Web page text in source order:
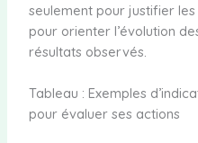
seulement pour justifier
pour orienter l’évolution
résultats observés.
Tableau : Exemples
pour évaluer ses actions